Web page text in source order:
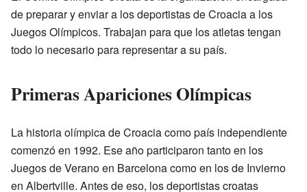
de preparar y enviar a los deportistas de Croacia a los
Juegos Olímpicos. Trabajan para que los atletas tengan
todo lo necesario para representar a su país.
Primeras Apariciones Olímpicas
La historia olímpica de Croacia como país independiente
comenzó en 1992. Ese año participaron tanto en los
Juegos de Verano en Barcelona como en los de Invierno
en Albertville. Antes de eso, los deportistas croatas